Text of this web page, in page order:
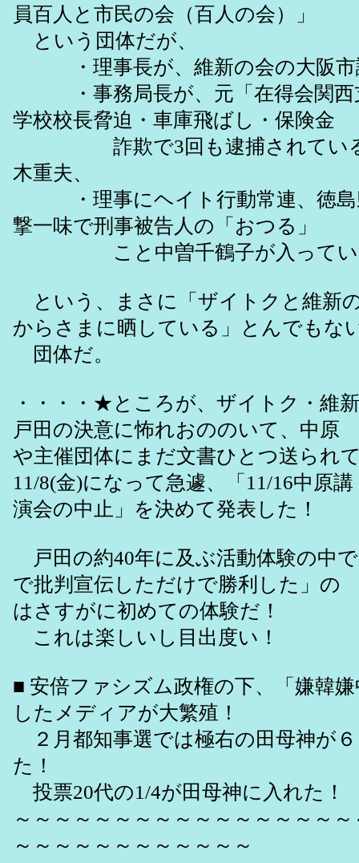
員百人と市民の会（百人の会）」
という団体だが、
・理事長が、維新の会の大阪市
・事務局長が、元「在得会関西
学校校長脅迫・車庫飛ばし・保険金
詐欺で3回も逮捕されている
木重夫、
・理事にヘイト行動常連、徳島
撃一味で刑事被告人の「おつる」
こと中曽千鶴子が入ってい
という、まさに「ザイトクと維新
からさまに晒している」とんでもな
団体だ。
・・・・★ところが、ザイトク・維
戸田の決意に怖れおののいて、中原
や主催団体にまだ文書ひとつ送られ
11/8(金)になって急遽、「11/16中原講
演会の中止」を決めて発表した！
戸田の約40年に及ぶ活動体験の中
で批判宣伝しただけで勝利した」の
はさすがに初めての体験だ！
これは楽しいし目出度い！
■ 安倍ファシズム政権の下、「嫌韓
したメディアが大繁殖！
２月都知事選では極右の田母神が
た！
投票20代の1/4が田母神に入れた！
～～～～～～～～～～～～～～～～
～～～～～～～～～～～～